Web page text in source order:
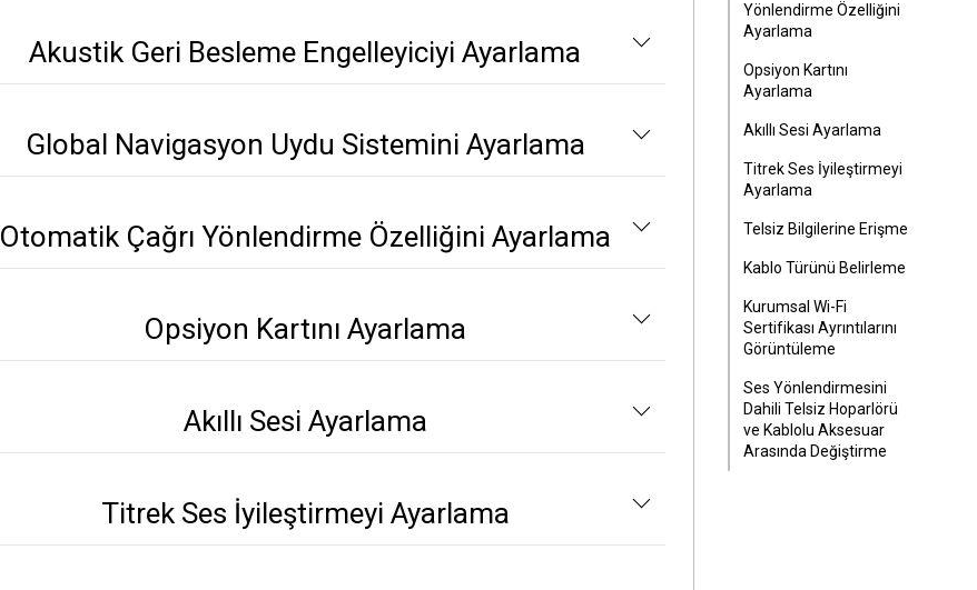
Akustik Geri Besleme Engelleyiciyi Ayarlama
Global Navigasyon Uydu Sistemini Ayarlama
Otomatik Çağrı Yönlendirme Özelliğini Ayarlama
Opsiyon Kartını Ayarlama
Akıllı Sesi Ayarlama
Titrek Ses İyileştirmeyi Ayarlama
Yönlendirme Özelliğini
Ayarlama
Opsiyon Kartını
Ayarlama
Akıllı Sesi Ayarlama
Titrek Ses İyileştirmeyi
Ayarlama
Telsiz Bilgilerine Erişme
Kablo Türünü Belirleme
Kurumsal Wi-Fi
Sertifikası Ayrıntılarını
Görüntüleme
Ses Yönlendirmesini
Dahili Telsiz Hoparlörü
ve Kablolu Aksesuar
Arasında Değiştirme